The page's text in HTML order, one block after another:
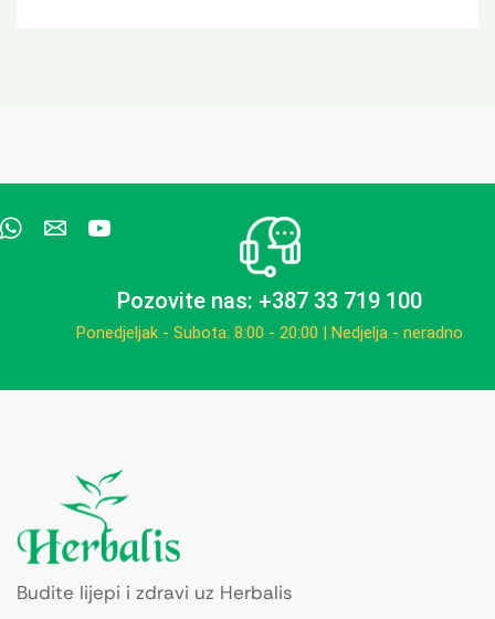
Pozovite nas: +387 33 719 100
Ponedjeljak - Subota: 8:00 - 20:00 | Nedjelja - neradno
Budite lijepi i zdravi uz Herbalis